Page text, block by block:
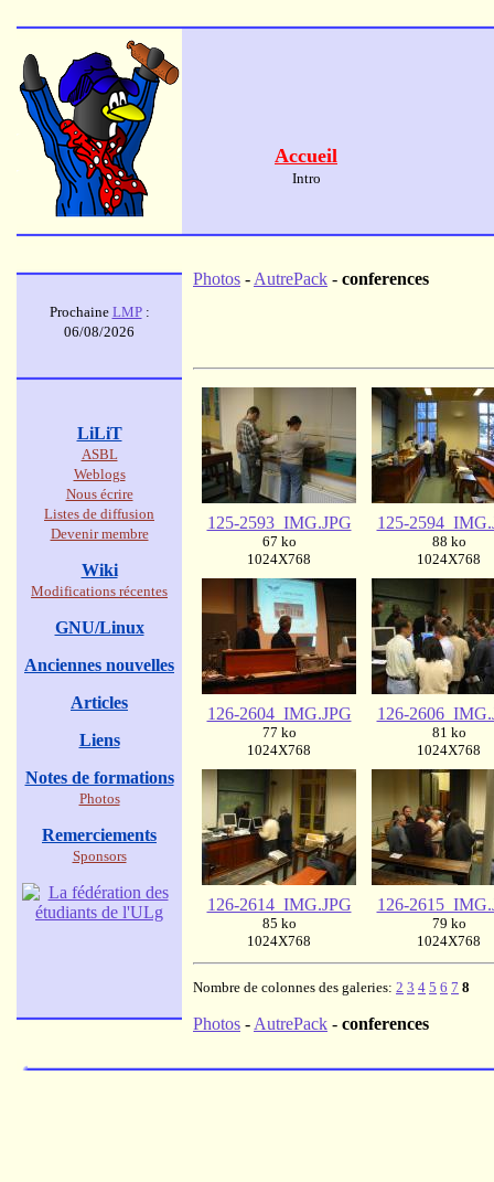
Accueil
Intro
Photos - AutrePack - conferences
125-2593_IMG.JPG
67 ko
1024X768
125-
88 ko
1024X768
126-2604_IMG.JPG
77 ko
1024X768
126-
81 ko
1024X768
126-2614_IMG.JPG
85 ko
1024X768
126-
79 ko
1024X768
Nombre de colonnes des galeries: 2 3 4 5 6 7 8
Photos - AutrePack - conferences
Prochaine LMP:
06/08/2026
LiLiT
ASBL
Weblogs
Nous écrire
Listes de diffusion
Devenir membre
Wiki
Modifications récentes
GNU/Linux
Anciennes nouvelles
Articles
Liens
Notes de formations
Photos
Remerciements
Sponsors